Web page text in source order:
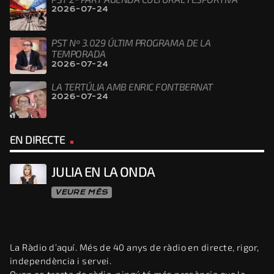
2026-07-24
PST Nº 3.029 ÚLTIM PROGRAMA DE LA
TEMPORADA
2026-07-24
LA TERTÚLIA AMB ENRIC FONTBERNAT
2026-07-24
EN DIRECTE
JULIA EN LA ONDA
VEURE MÉS
La Ràdio d’aquí. Més de 40 anys de ràdio en directe, rigor,
independència i servei.